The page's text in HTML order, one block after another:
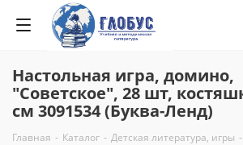
Настольная игра, домино,
"Советское", 28 шт,
см 3091534 (Буква-Ленд)
Главная - Каталог - Детская литература, игры -